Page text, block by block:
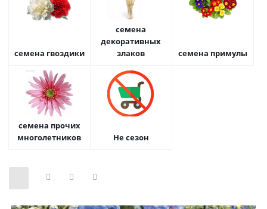
семена гвоздики
семена
декоративных
злаков
семена примулы
семена прочих
многолетников
Не сезон